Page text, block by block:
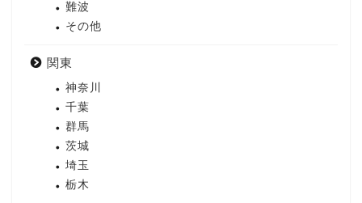
難波
その他
関東
神奈川
千葉
群馬
茨城
埼玉
栃木